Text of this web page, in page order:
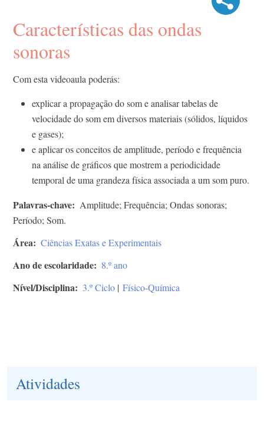
Características das ondas
sonoras
Com esta videoaula poderás:
explicar a propagação do som e analisar tabelas de
velocidade do som em diversos materiais (sólidos, líquidos
e gases);
e aplicar os conceitos de amplitude, período e frequência
na análise de gráficos que mostrem a periodicidade
temporal de uma grandeza física associada a um som puro.
Palavras-chave
Amplitude; Frequência; Ondas sonoras;
Período; Som.
Área Ciências Exatas e Experimentais
Ano de escolaridade 8.º ano
Nível/Disciplina 3.º Ciclo | Físico-Química
Atividades